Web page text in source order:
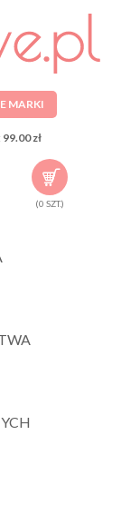
MARKI
99.00 zł
(0 SZT.)